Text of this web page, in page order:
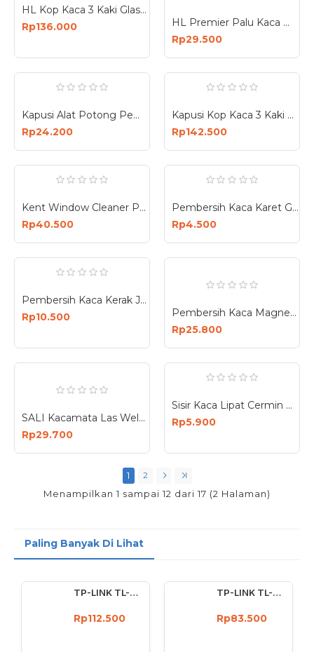
HL Kop Kaca 3 Kaki Glass Sucker
Rp136.000
HL Premier Palu Kaca Machinist Hammer 200G 300G 200 Gram 300 Gram
Rp29.500
Kapusi Alat Potong Pemotong Pisau Kaca K-8736
Rp24.200
Kapusi Kop Kaca 3 Kaki Glass Suction Cup K-4013
Rp142.500
Kent Window Cleaner Pembersih Kaca KT-091M
Rp40.500
Pembersih Kaca Karet Glass Window Wiper Jendela
Rp4.500
Pembersih Kaca Kerak Jamur 200ml Mobil
Rp10.500
Pembersih Kaca Magnetik Dua Sisi Magnet Double Sided Glass Clean
Rp25.800
SALI Kacamata Las Welding Safety Kacamata Las Google PVC
Rp29.700
Sisir Kaca Lipat Cermin Bulat Mini Portable
Rp5.900
1 2
Menampilkan 1 sampai 12 dari 17 (2 Halaman)
Paling Banyak Di Lihat
TP-LINK TL-WN722N Wireless USB Adapter 150 Mbps High Gain 4dBi
Rp112.500
TP-LINK TL-WN727N 150Mbps Wireless USB Adapter 150 Mbps
Rp83.500